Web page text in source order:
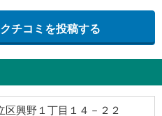
チコミを投稿する
区興野１丁目１４－２２